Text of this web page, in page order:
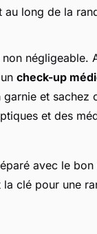
long de la
négligeable.
check-up
garnie et sachez
et des
avec le bon
la clé pour une